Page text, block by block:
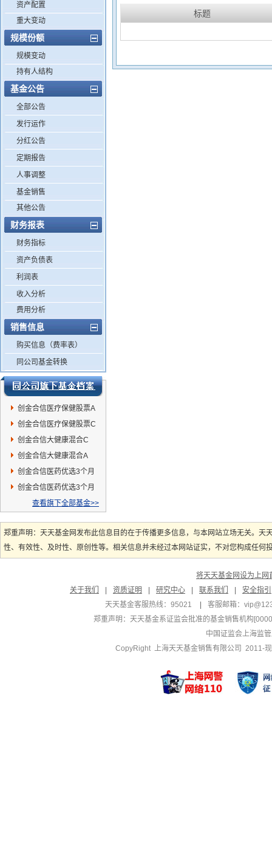
资产配置
重大变动
规模份额
规模变动
持有人结构
基金公告
全部公告
发行运作
分红公告
定期报告
人事调整
基金销售
其他公告
财务报表
财务指标
资产负债表
利润表
收入分析
费用分析
销售信息
购买信息（费率表）
同公司基金转换
创金合信医疗保健股票A
创金合信医疗保健股票C
创金合信大健康混合C
创金合信大健康混合A
创金合信医药优选3个月
持有混合C
创金合信医药优选3个月
持有混合A
查看旗下全部基金>>
标题
郑重声明：天天基金网发布此信息目的在于传播更多信息，与本网站立场无关。
性、有效性、及时性、原创性等。相关信息并未经过本网站证实，不对您构成任
将天天基金网设为上网
关于我们
资质证明 研究中心 联系我们
安全指引
天天基金客服热线：95021
客服邮箱：
郑重声明： 天天基金系证监会批准的基金销售机构
中国证监会上海监
CopyRight 上海天天基金销售有限公司 2011-